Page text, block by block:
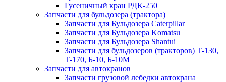
Гусеничный кран РДК-250
Запчасти для бульдозера (трактора)
Запчасти для Бульдозера Caterpillar
Запчасти для Бульдозера Komatsu
Запчасти для Бульдозера Shantui
Запчасти для бульдозеров (тракторов) Т-130,
Т-170, Б-10, Б-10М
Запчасти для автокранов
Запчасти грузовой лебедки автокрана